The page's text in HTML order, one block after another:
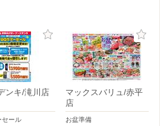
ンキ/滝川店
セール
マックスバリュ/赤平
店
お盆準備